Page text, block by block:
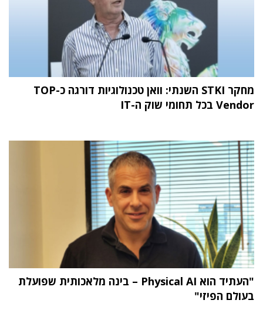
מחקר STKI השנתי: וואן טכנולוגיות דורגה כ-TOP
Vendor בכל תחומי שוק ה-IT
"העתיד הוא Physical AI – בינה מלאכותית שפועלת
בעולם הפיזי"